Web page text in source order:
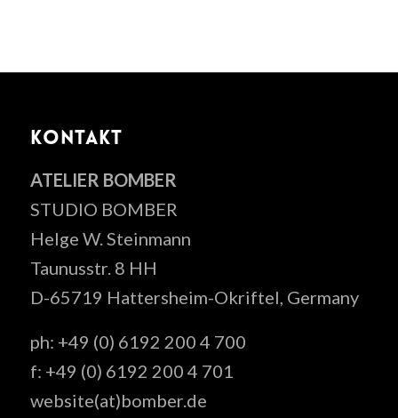
KONTAKT
ATELIER BOMBER
STUDIO BOMBER
Helge W. Steinmann
Taunusstr. 8 HH
D-65719 Hattersheim-Okriftel, Germany
ph: +49 (0) 6192 200 4 700
f: +49 (0) 6192 200 4 701
website(at)bomber.de